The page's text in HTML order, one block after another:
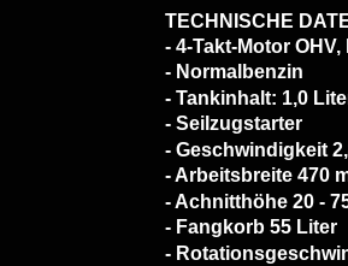
TECHNISCHE
- 4-Takt-Motor
- Normalbenzin
- Tankinhalt: 1,0
- Seilzugstarter
- Geschwindigkeit
- Arbeitsbreite 470
- Achnitthöhe 20 -
- Fangkorb 55 Liter
-